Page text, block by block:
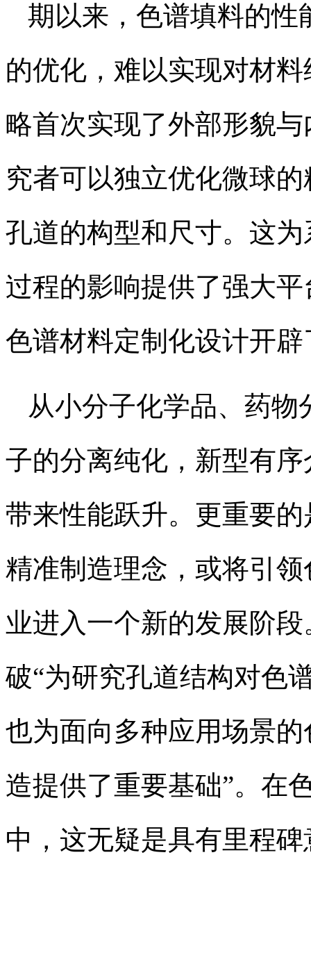
期以来，色谱填料的性
的优化，难以实现对材
略首次实现了外部形貌
究者可以独立优化微球
孔道的构型和尺寸。这
过程的影响提供了强大
色谱材料定制化设计开
从小分子化学品、药
子的分离纯化，新型有
带来性能跃升。更重要
精准制造理念，或将引
业进入一个新的发展阶
破“为研究孔道结构对色
也为面向多种应用场景
造提供了重要基础”。在
中，这无疑是具有里程